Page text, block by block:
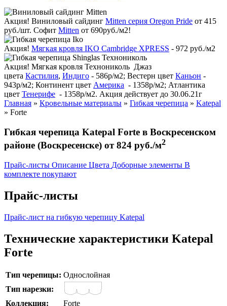
Акция! Виниловый сайдинг Mitten серия Oregon Pride от 415
руб./шт. Софит Mitten от 690руб./м2!
Акция! Мягкая кровля IKO Cambridge XPRESS - 972 руб./м2
Акция! Мягкая кровля Технониколь Джаз
цвета Кастилия, Индиго - 586р/м2; Вестерн цвет Каньон -
943р/м2; Континент цвет Америка - 1358р/м2; Атлантика
цвет Тенерифе - 1358р/м2. Акция действует до 30.06.21г
Главная » Кровельные материалы » Гибкая черепица » Katepal
» Forte
Гибкая черепица Katepal Forte в Воскресенском
районе (Воскресенске) от 824 руб./м2
Прайс-листы Описание Цвета Доборные элементы В
комплекте покупают
Прайс-листы
Прайс-лист на гибкую черепицу Katepal
Технические характеристики Katepal
Forte
Тип черепицы: Однослойная
Тип нарезки:
Коллекция:
Forte